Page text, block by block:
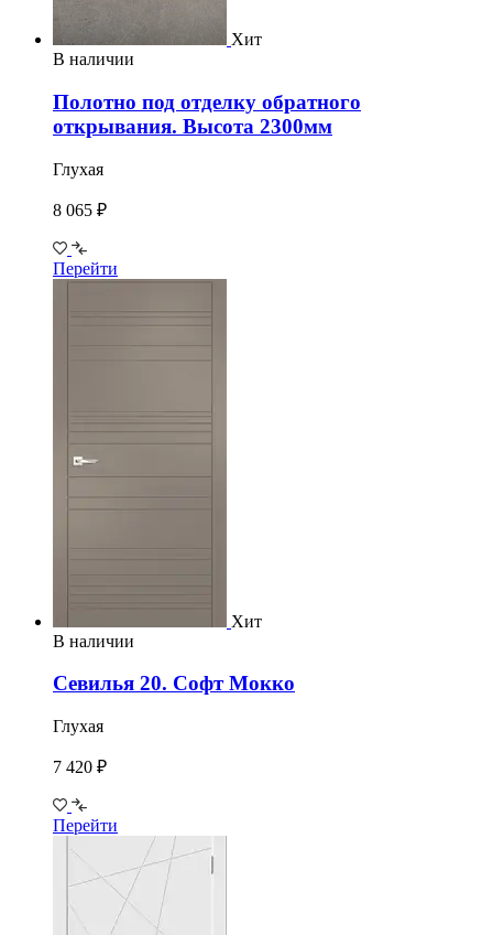
Хит
В наличии
Полотно под отделку обратного
открывания. Высота 2300мм
Глухая
8 065 ₽
Перейти
Хит
В наличии
Севилья 20. Софт Мокко
Глухая
7 420 ₽
Перейти